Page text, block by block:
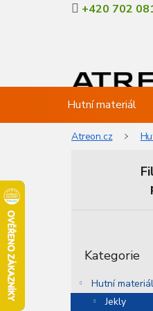
+420 702
Hutní materiál
Atreon.cz
a
kategorie
Kategorie
Hutní materiál
Jekly